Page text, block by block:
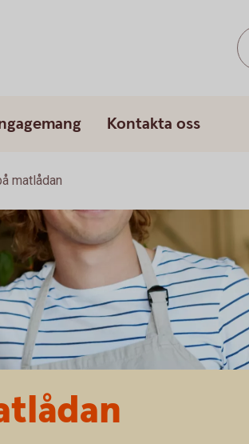
Kontakta oss
matlådan